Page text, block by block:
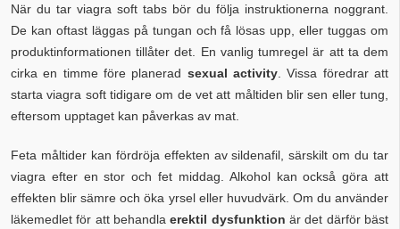
När du tar viagra soft tabs bör du följa instruktionerna noggrant.
De kan oftast läggas på tungan och få lösas upp, eller tuggas om
produktinformationen tillåter det. En vanlig tumregel är att ta dem
cirka en timme före planerad sexual activity . Vissa föredrar att
starta viagra soft tidigare om de vet att måltiden blir sen eller tung,
eftersom upptaget kan påverkas av mat.
Feta måltider kan fördröja effekten av sildenafil, särskilt om du tar
viagra efter en stor och fet middag. Alkohol kan också göra att
effekten blir sämre och öka yrsel eller huvudvärk. Om du använder
läkemedlet för att behandlaerektil dysfunktion är det därför bäst